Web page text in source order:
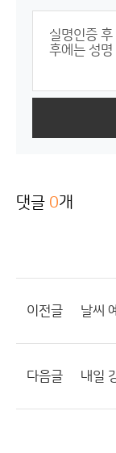
댓글 0개
이전글 날씨
다음글 내일